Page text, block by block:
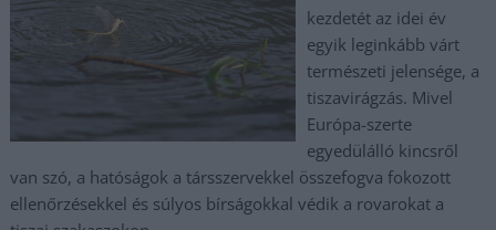
kezdetét az idei év
egyik leginkább várt
természeti jelensége, a
tiszavirágzás. Mivel
Európa-szerte
egyedülálló kincsről
van szó, a hatóságok a társszervekkel összefogva fokozott
ellenőrzésekkel és súlyos bírságokkal védik a rovarokat a